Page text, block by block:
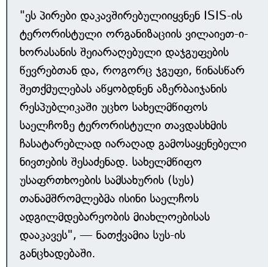
"ეს პირები დაკავშირებულიიყვნენ ISIS-ის
ტერორისტული ორგანიზაციის ვილაიეთ-ი-
ხორასანის შეიარაღებული დაჯგუფების
წევრებთან და, როგორც ჯგუფი, წინასწარ
შეთქმულებას აწყობდნენ აზერბაიჯანის
რესპუბლიკაში უცხო სახელმწიფოს
საელჩოზე ტერორისტული თავდასხმის
ჩასატარებლად იარაღად გამოსაყენებელი
ნივთების შესაძენად. სახელმწიფო
უსაფრთხოების სამსახურის (სუს)
თანამშრომლებმა ისინი საელჩოს
ადგილმდებარეობის მიახლოებისას
დააკავეს", — ნათქვამია სუს-ის
განცხადებაში.